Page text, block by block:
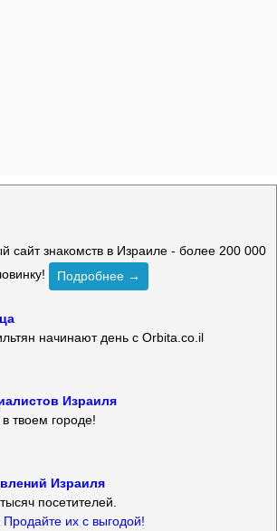
знакомств в Израиле - более 200 000
Подробнее →
начинают день с Orbita.co.il
Израиля
твоем городе!
Израиля
посетителей.
Продайте их с выгодой!